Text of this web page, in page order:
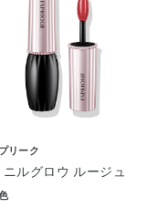
リーク
ニルグロウ ルージュ